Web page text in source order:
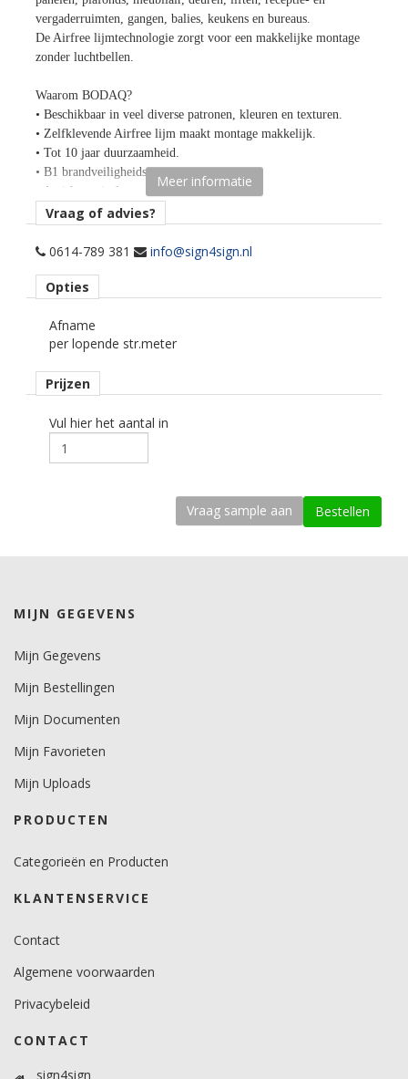
vergaderruimten, gangen, balies, keukens en bureaus.
De Airfree lijmtechnologie zorgt voor een makkelijke montage
zonder luchtbellen.
Waarom BODAQ?
• Beschikbaar in veel diverse patronen, kleuren en texturen.
• Zelfklevende Airfree lijm maakt montage makkelijk.
• Tot 10 jaar duurzaamheid.
• B1 brandveiligheidscertificaat.
• Anti-bacterieel oppervlak.
• Bestand tegen krassen, vocht, bacteriën, schimmels,
verontreinigende stoffen.
• Hittebestendig tot 110 graden Celsius.
122 cm cm.
per strekkende meter.
Materiaaltype
vlak, licht gebogen.
Dikte
minimaal 12 graden voor vlakke ondergronden.
minimaal 18 graden voor gebogen ondergronden.
Temperatuurbereik (°C)
10 -30 graden.
Meer informatie
Vraag of advies?
0614-789 381 info@sign4sign.nl
Opties
Afname
per lopende str.meter
Prijzen
Vul hier het aantal in
MIJN GEGEVENS
Mijn Gegevens
Mijn Bestellingen
Mijn Documenten
Mijn Favorieten
Mijn Uploads
PRODUCTEN
Categorieën en Producten
KLANTENSERVICE
Contact
Algemene voorwaarden
Privacybeleid
CONTACT
sign4sign